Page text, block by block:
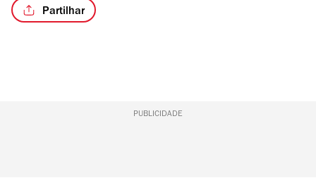
Partilhar
PUBLICIDADE